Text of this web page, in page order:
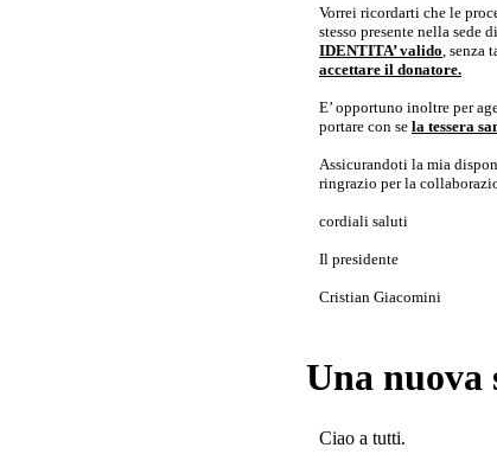
Vorrei ricordarti che le
stesso presente nella sede
IDENTITA’ valido, senza
accettare il donatore.
E’ opportuno inoltre per
portare con se la tessera
Assicurandoti la mia
ringrazio per la
cordiali saluti
Il presidente
Cristian Giacomini
Una nuova
Ciao a tutti.